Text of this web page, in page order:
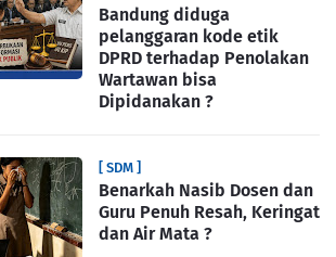
Bandung diduga
pelanggaran kode etik
DPRD terhadap Penolakan
Wartawan bisa
Dipidanakan ?
[ SDM ]
Benarkah Nasib Dosen dan
Guru Penuh Resah, Keringat
dan Air Mata ?